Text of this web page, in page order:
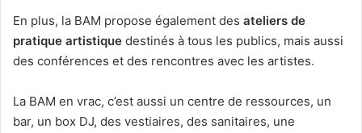
En plus, la BAM propose également des ateliers de
pratique artistique destinés à tous les publics, mais aussi
des conférences et des rencontres avec les artistes.
La BAM en vrac, c’est aussi un centre de ressources, un
bar, un box DJ, des vestiaires, des sanitaires, une